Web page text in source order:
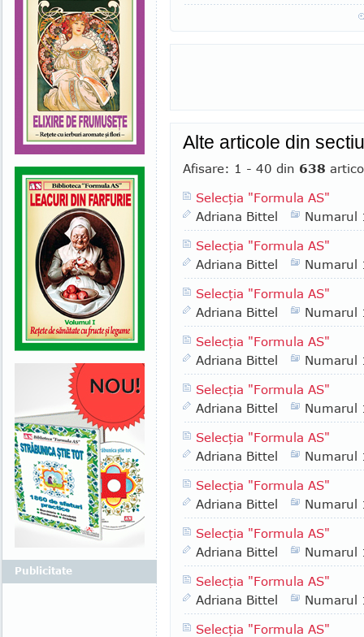
Alte articole din
Afisare: 1 - 40 din 638
Selecţia "Formula AS"
Adriana Bittel
Numarul
Selecţia "Formula AS"
Adriana Bittel
Numarul
Selecţia "Formula AS"
Adriana Bittel
Numarul
Selecţia "Formula AS"
Adriana Bittel
Numarul
Selecţia "Formula AS"
Adriana Bittel
Numarul
Selecţia "Formula AS"
Adriana Bittel
Numarul
Selecţia "Formula AS"
Adriana Bittel
Numarul
Selecţia "Formula AS"
Adriana Bittel
Numarul
Selecţia "Formula AS"
Adriana Bittel
Numarul
Selecţia "Formula AS"
Publicitate